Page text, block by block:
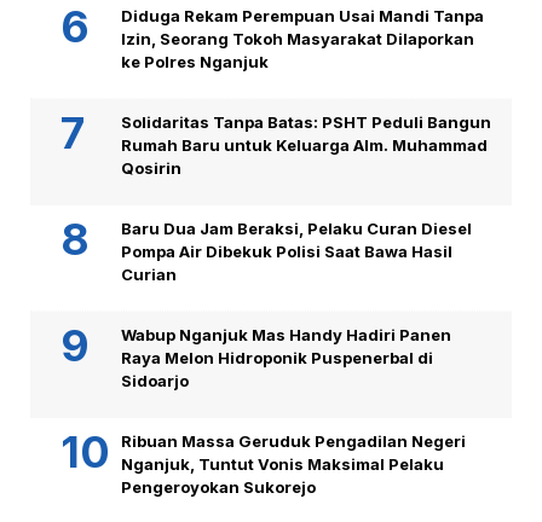
Diduga Rekam Perempuan Usai Mandi Tanpa
Izin, Seorang Tokoh Masyarakat Dilaporkan
ke Polres Nganjuk
Solidaritas Tanpa Batas: PSHT Peduli Bangun
Rumah Baru untuk Keluarga Alm. Muhammad
Qosirin
Baru Dua Jam Beraksi, Pelaku Curan Diesel
Pompa Air Dibekuk Polisi Saat Bawa Hasil
Curian
Wabup Nganjuk Mas Handy Hadiri Panen
Raya Melon Hidroponik Puspenerbal di
Sidoarjo
Ribuan Massa Geruduk Pengadilan Negeri
Nganjuk, Tuntut Vonis Maksimal Pelaku
Pengeroyokan Sukorejo